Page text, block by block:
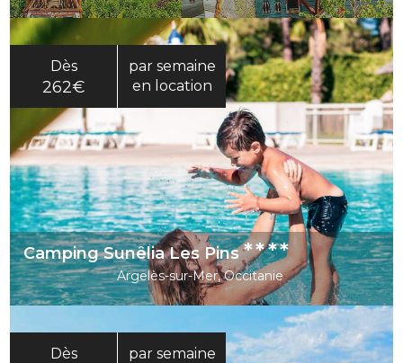
Dès
262€
par semaine
en location
Camping Sunêlia Les Pins****
Argelès-sur-Mer, Occitanie
Dès
par semaine